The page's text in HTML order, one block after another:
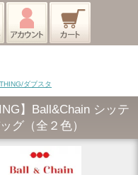
ダブスタ
】Ball&Chain シッテ
グ（全２色）